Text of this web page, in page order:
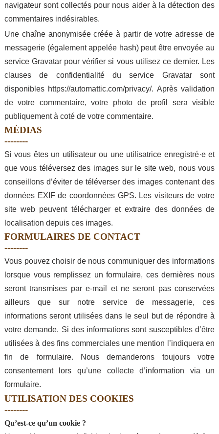
navigateur sont collectés pour nous aider à la détection des
commentaires indésirables.
Une chaîne anonymisée créée à partir de votre adresse de
messagerie (également appelée hash) peut être envoyée au
service Gravatar pour vérifier si vous utilisez ce dernier. Les
clauses de confidentialité du service Gravatar sont
disponibles https://automattic.com/privacy/. Après validation
de votre commentaire, votre photo de profil sera visible
publiquement à coté de votre commentaire.
MÉDIAS
Si vous êtes un utilisateur ou une utilisatrice enregistré·e et
que vous téléversez des images sur le site web, nous vous
conseillons d’éviter de téléverser des images contenant des
données EXIF de coordonnées GPS. Les visiteurs de votre
site web peuvent télécharger et extraire des données de
localisation depuis ces images.
FORMULAIRES DE CONTACT
Vous pouvez choisir de nous communiquer des informations
lorsque vous remplissez un formulaire, ces dernières nous
seront transmises par e-mail et ne seront pas conservées
ailleurs que sur notre service de messagerie, ces
informations seront utilisées dans le seul but de répondre à
votre demande. Si des informations sont susceptibles d’être
utilisées à des fins commerciales une mention l’indiquera en
fin de formulaire. Nous demanderons toujours votre
consentement lors qu’une collecte d’information via un
formulaire.
UTILISATION DES COOKIES
Qu’est-ce qu’un cookie ?